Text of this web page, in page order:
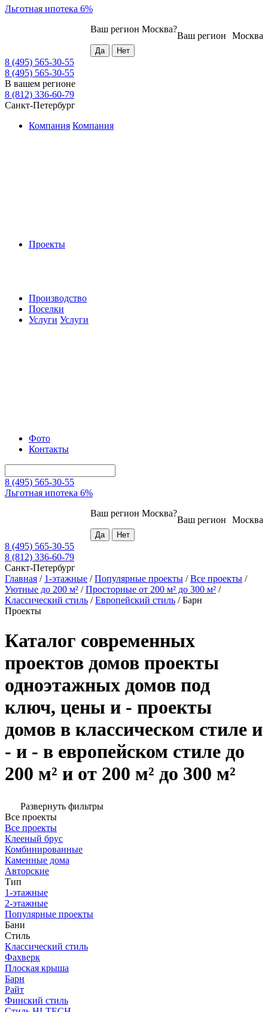
Льготная ипотека 6%
Москва
Ваш регион
Ваш регион Москва?
8 (495) 565-30-55
8 (495) 565-30-55
В вашем регионе
8 (812) 336-60-79
Санкт-Петербург
Компания Компания
Проекты
Производство
Поселки
Услуги Услуги
Фото
Контакты
8 (495) 565-30-55
Льготная ипотека 6%
Москва
Ваш регион
Ваш регион Москва?
8 (495) 565-30-55
8 (812) 336-60-79
Санкт-Петербург
Главная / 1-этажные /Популярные проекты /Все проекты /
Уютные до 200 м² /Просторные от 200 м² до 300 м² /
Классический стиль /Европейский стиль /Барн
Проекты
Каталог современных
проектов домов проекты
одноэтажных домов под
ключ, цены и - проекты
домов в классическом стиле и
- и - в европейском стиле до
200 м² и от 200 м² до 300 м²
Развернуть фильтры
Все проекты
Все проекты
Клееный брус
Комбинированные
Каменные дома
Авторские
Тип
1-этажные
2-этажные
Популярные проекты
Бани
Стиль
Классический стиль
Фахверк
Плоская крыша
Барн
Райт
Финский стиль